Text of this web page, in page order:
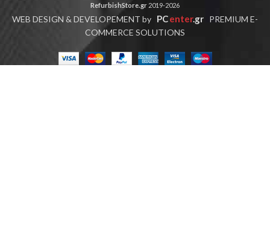
RefurbishStore.gr 2019-2026
WEB DESIGN & DEVELOPEMENT by PCenter.gr PREMIUM E-
COMMERCE SOLUTIONS